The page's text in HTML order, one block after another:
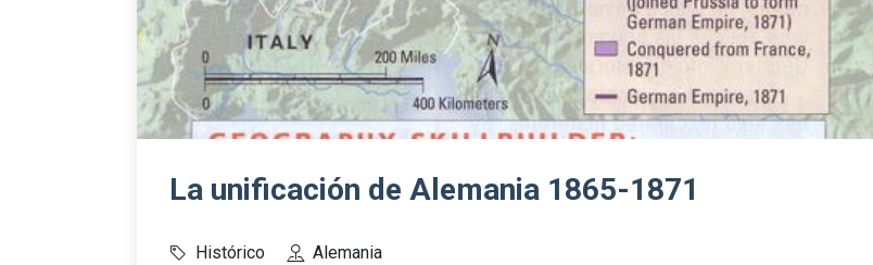
La unificación de Alemania 1865-1871
Histórico Alemania